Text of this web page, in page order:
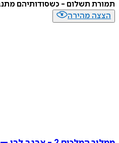
תשלום - כשסודותיהם מתנגשים,
מהירה